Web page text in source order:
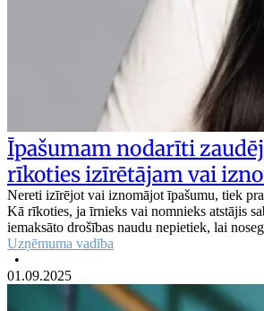
Īpašumam nodarīti
rīkoties izīrētājam vai
Nereti izīrējot vai iznomājot īpašumu, tiek
Kā rīkoties, ja īrnieks vai nomnieks atstājis
iemaksāto drošības naudu nepietiek, lai
Uzņēmuma vadība
•
01.09.2025